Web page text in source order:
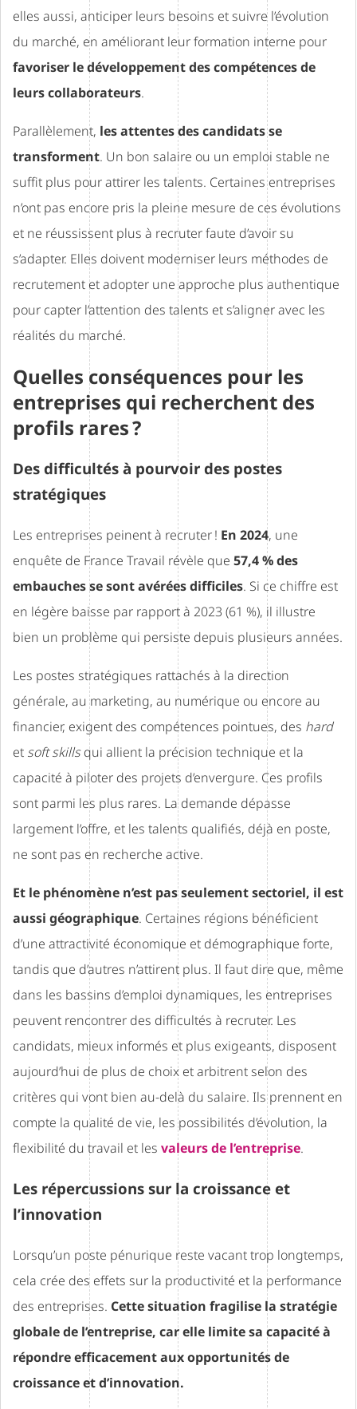
elles aussi, anticiper leurs besoins et suivre l’évolution
du marché, en améliorant leur formation interne pour
favoriser le développement des compétences de
leurs collaborateurs.
Parallèlement, les attentes des candidats se
transforment. Un bon salaire ou un emploi stable ne
suffit plus pour attirer les talents. Certaines entreprises
n’ont pas encore pris la pleine mesure de ces évolutions
et ne réussissent plus à recruter faute d’avoir su
s’adapter. Elles doivent moderniser leurs méthodes de
recrutement et adopter une approche plus authentique
pour capter l’attention des talents et s’aligner avec les
réalités du marché.
Quelles conséquences pour les
entreprises qui recherchent des
profils rares ?
Des difficultés à pourvoir des postes
stratégiques
Les entreprises peinent à recruter ! En 2024, une
enquête de France Travail révèle que 57,4 % des
embauches se sont avérées difficiles. Si ce chiffre est
en légère baisse par rapport à 2023 (61 %), il illustre
bien un problème qui persiste depuis plusieurs années.
Les postes stratégiques rattachés à la direction
générale, au marketing, au numérique ou encore au
financier, exigent des compétences pointues, des hard
et soft skillsqui allient la précision technique et la
capacité à piloter des projets d’envergure. Ces profils
sont parmi les plus rares. La demande dépasse
largement l’offre, et les talents qualifiés, déjà en poste,
ne sont pas en recherche active.
Et le phénomène n’est pas seulement sectoriel, il est
aussi géographique. Certaines régions bénéficient
d’une attractivité économique et démographique forte,
tandis que d’autres n’attirent plus. Il faut dire que, même
dans les bassins d’emploi dynamiques, les entreprises
peuvent rencontrer des difficultés à recruter. Les
candidats, mieux informés et plus exigeants, disposent
aujourd’hui de plus de choix et arbitrent selon des
critères qui vont bien au-delà du salaire. Ils prennent en
compte la qualité de vie, les possibilités d’évolution, la
flexibilité du travail et les valeurs de l’entreprise.
Les répercussions sur la croissance et
l’innovation
Lorsqu’un poste pénurique reste vacant trop longtemps,
cela crée des effets sur la productivité et la performance
des entreprises. Cette situation fragilise la stratégie
globale de l’entreprise, car elle limite sa capacité à
répondre efficacement aux opportunités de
croissance et d’innovation.